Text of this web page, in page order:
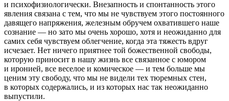
и психофизиологически. Внезапность и спонтанность этого
явления связана с тем, что мы не чувствуем этого постоянного
давящего напряжения, железным обручем охватившего наше
сознание — но зато мы очень хорошо, хотя и неожиданно для
самих себя чувствуем облегчение, когда эта тяжесть вдруг
исчезает. Нет ничего приятнее той божественной свободы,
которую приносит в нашу жизнь все связанное с юмором
и иронией, все веселое и комическое — и тем больше мы
ценим эту свободу, что мы не видели тех тюремных стен,
в которых содержались, и из которых нас так неожиданно
выпустили.